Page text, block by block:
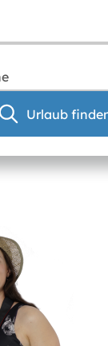
Urlaub